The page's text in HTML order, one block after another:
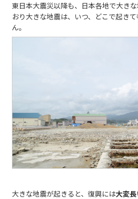
東日本大震災以降も、日本各地で大き
おり大きな地震は、いつ、どこで起き
ん。
大きな地震が起きると、復興には大変